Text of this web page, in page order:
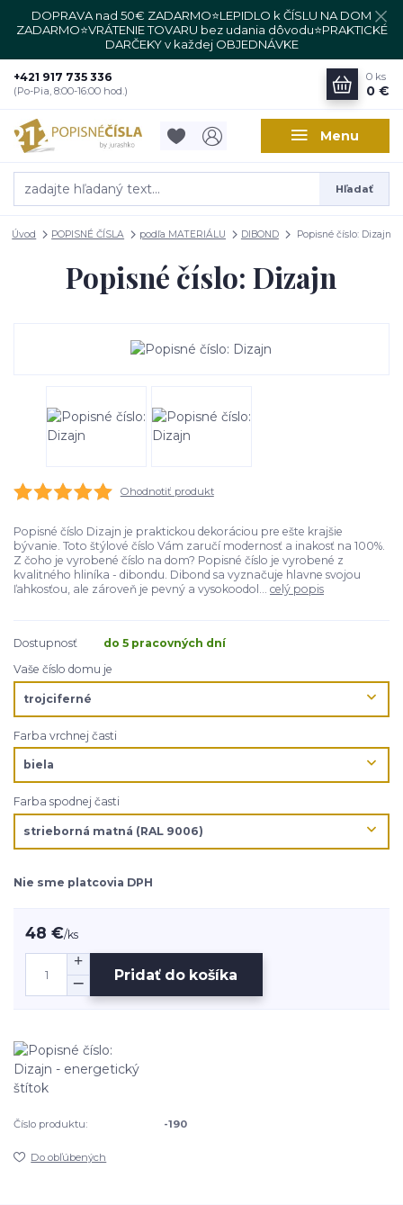
DOPRAVA nad 50€ ZADARMO⭐LEPIDLO k ČÍSLU NA DOM
ZADARMO⭐VRÁTENIE TOVARU bez udania dôvodu⭐PRAKTICKÉ
DARČEKY v každej OBJEDNÁVKE
Menu
Hľadať
+421 917 735 336
(Po-Pia, 8:00-16:00 hod.)
0 ks
0 €
Úvod POPISNÉ ČÍSLA podľa MATERIÁLU DIBOND Popisné číslo: Dizajn
Popisné číslo: Dizajn
Ohodnotiť produkt
Popisné číslo Dizajn je praktickou dekoráciou pre ešte krajšie
bývanie. Toto štýlové číslo Vám zaručí modernosť a inakosť na 100%.
Z čoho je vyrobené číslo na dom? Popisné číslo je vyrobené z
kvalitného hliníka - dibondu. Dibond sa vyznačuje hlavne svojou
ľahkosťou, ale zároveň je pevný a vysokoodol... celý popis
Dostupnosť
do 5 pracovných dní
Vaše číslo domu je
Farba vrchnej časti
Farba spodnej časti
Nie sme platcovia DPH
48 €/ks
Pridať do košíka
Číslo produktu: -190
Do obľúbených